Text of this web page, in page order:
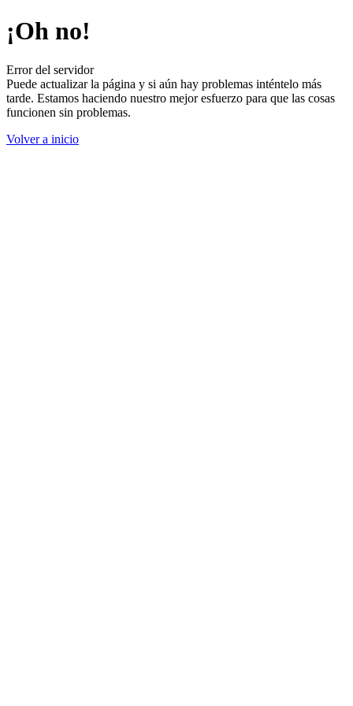
¡Oh no!
Error del servidor
Puede actualizar la página y si aún hay problemas inténtelo más
tarde. Estamos haciendo nuestro mejor esfuerzo para que las cosas
funcionen sin problemas.
Volver a inicio